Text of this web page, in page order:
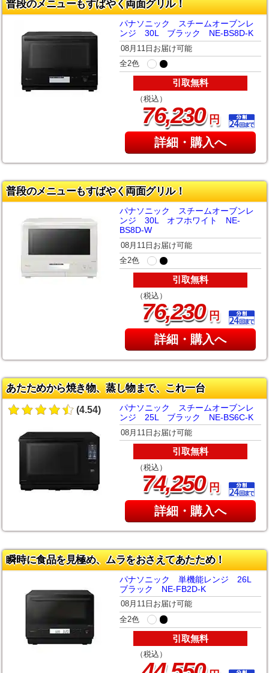
普段のメニューもすばやく両面グリル！
パナソニック スチームオーブンレ
ンジ 30L ブラック NE-BS8D-K
08月11日お届け可能
全2色
引取無料
（税込）
76,230円
詳細・購入へ
普段のメニューもすばやく両面グリル！
パナソニック スチームオーブンレ
ンジ 30L オフホワイト NE-
BS8D-W
08月11日お届け可能
全2色
引取無料
（税込）
76,230円
詳細・購入へ
あたためから焼き物、蒸し物まで、これ一台
(4.54)
パナソニック スチームオーブンレ
ンジ 25L ブラック NE-BS6C-K
08月11日お届け可能
引取無料
（税込）
74,250円
詳細・購入へ
瞬時に食品を見極め、ムラをおさえてあたため！
パナソニック 単機能レンジ 26L
ブラック NE-FB2D-K
08月11日お届け可能
全2色
引取無料
（税込）